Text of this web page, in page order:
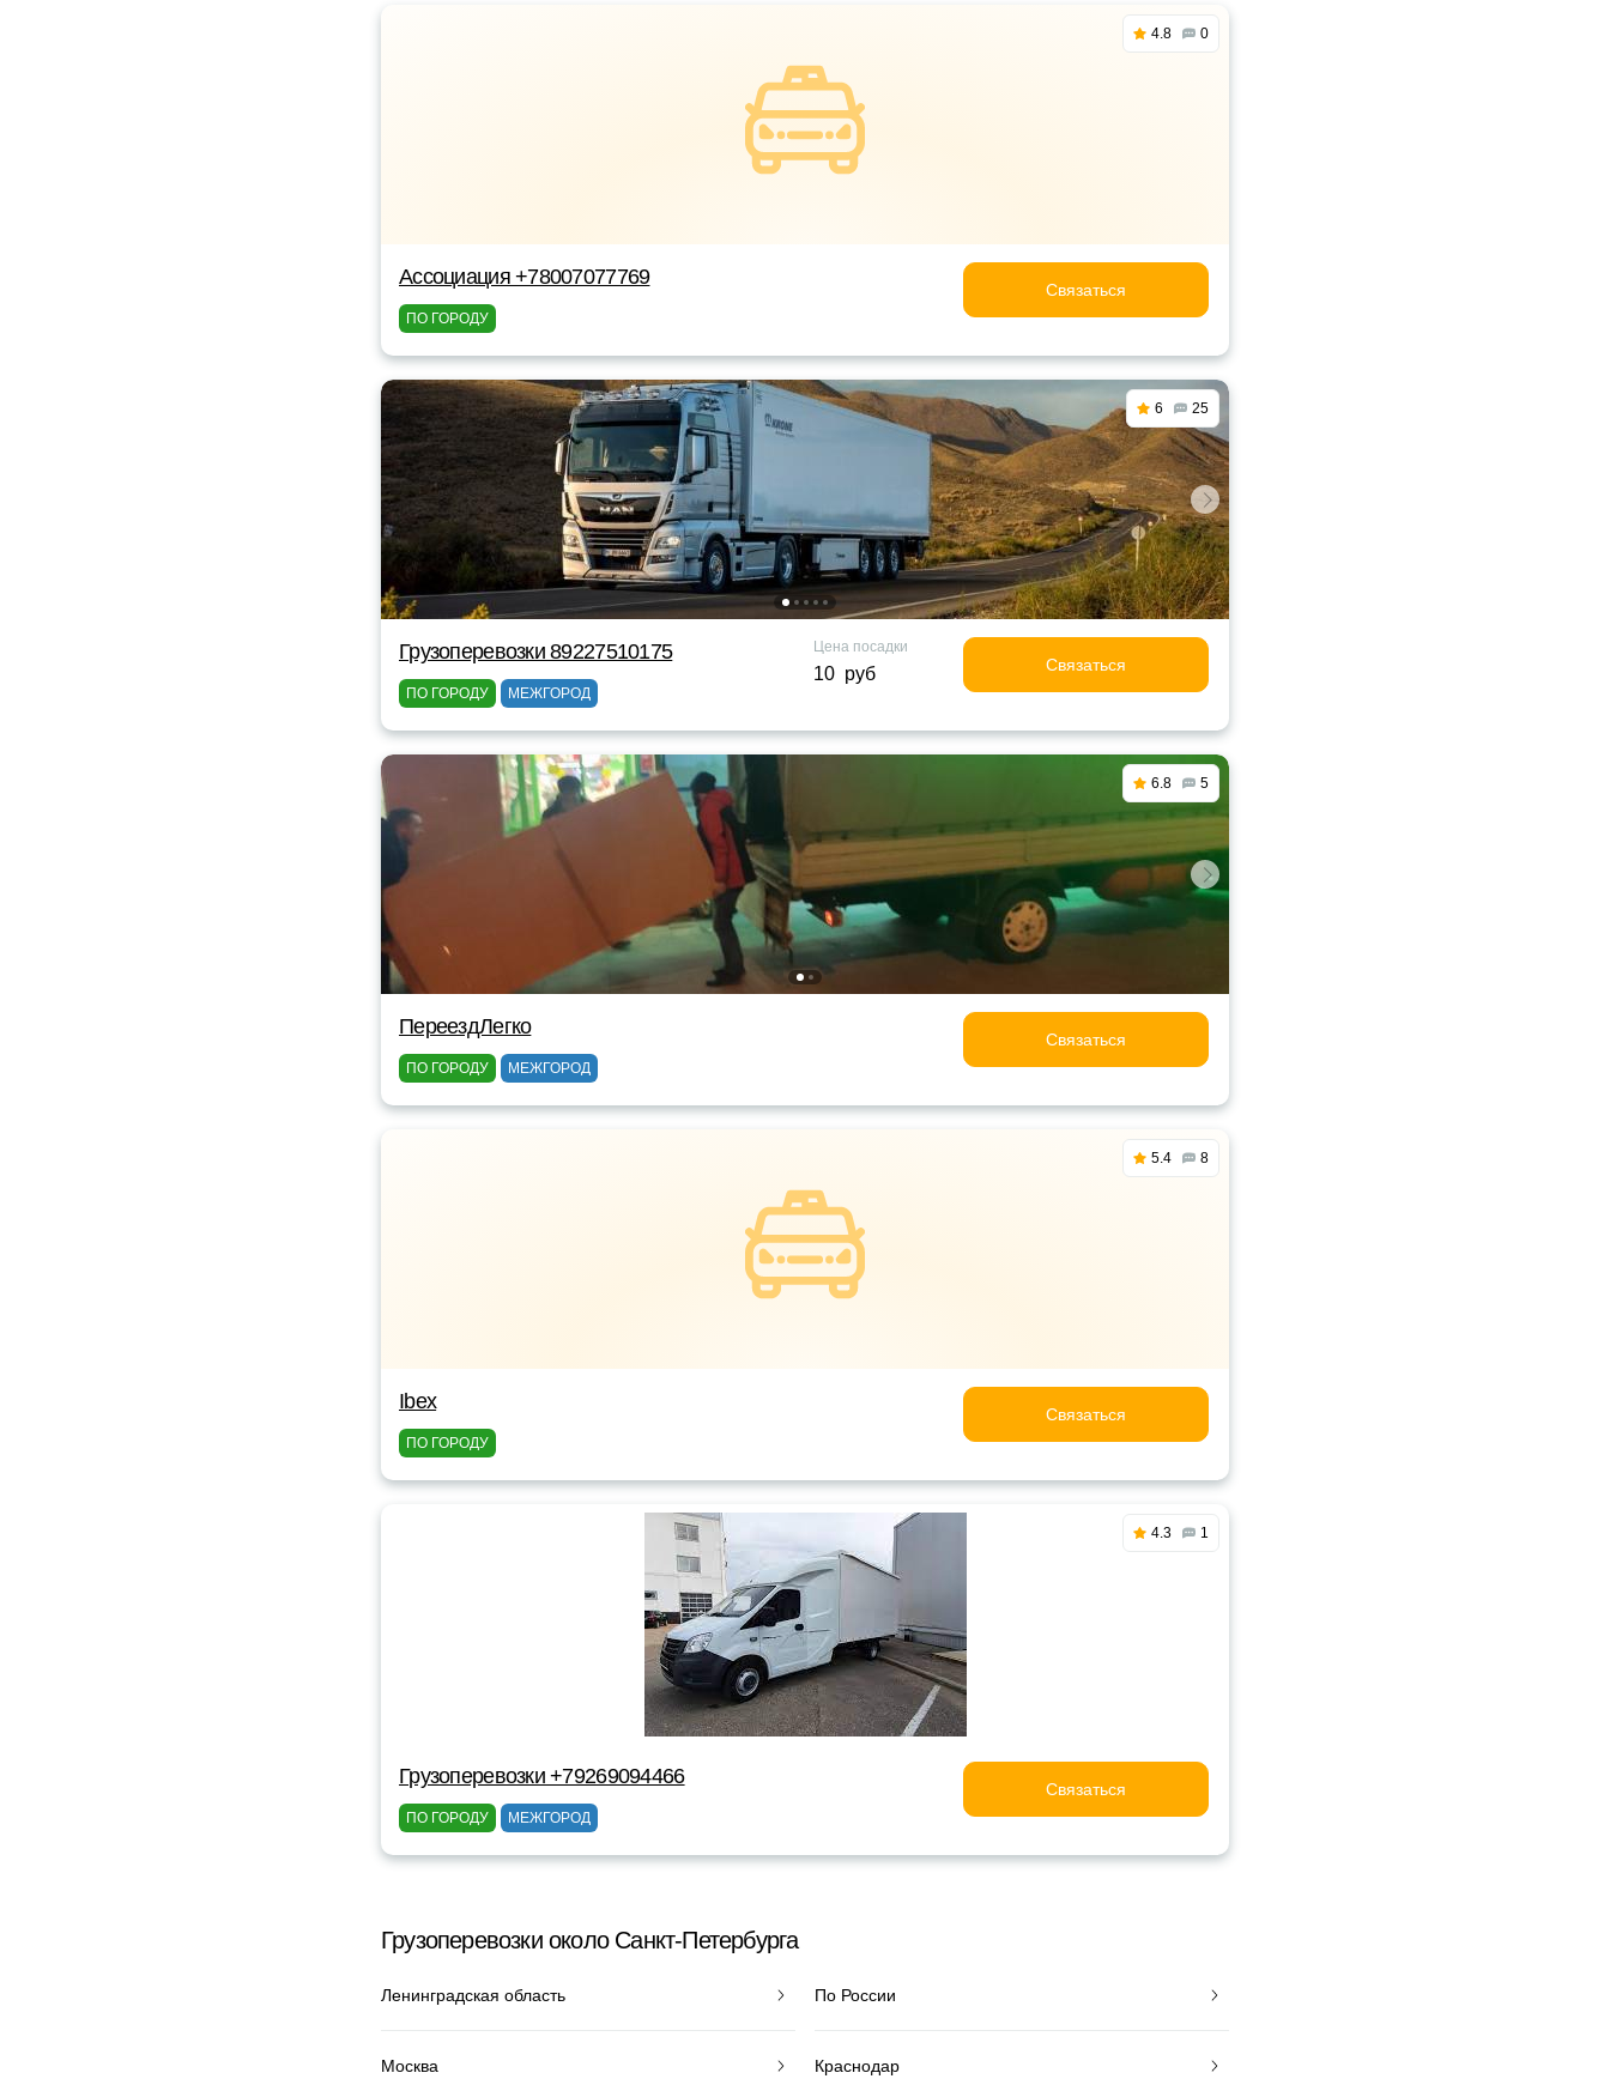
4.8 0
Ассоциация +78007077769
ПО ГОРОДУ
Связаться
6 25
Грузоперевозки 89227510175
ПО ГОРОДУ МЕЖГОРОД
Цена посадки
10 руб Связаться
6.8 5
ПереездЛегко
ПО ГОРОДУ МЕЖГОРОД
Связаться
5.4 8
Ibex
ПО ГОРОДУ
Связаться
4.3 1
Грузоперевозки +79269094466
ПО ГОРОДУ МЕЖГОРОД
Связаться
Грузоперевозки около Санкт-Петербурга
Ленинградская область По России
Москва Краснодар